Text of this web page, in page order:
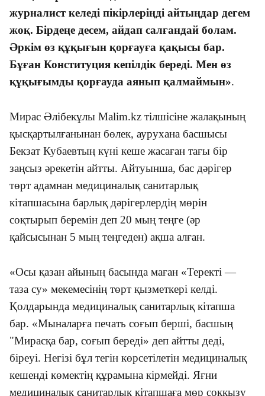
журналист келеді пікірлеріңді айтыңдар дегем
жоқ. Бірдеңе десем, айдап салғандай болам.
Әркім өз құқығын қорғауға қақысы бар.
Бұған Конституция кепілдік береді. Мен өз
құқығымды қорғауда аянып қалмаймын».
Мирас Әлібекұлы Malim.kz тілшісіне жалақының
қысқартылғанынан бөлек, аурухана басшысы
Бекзат Кубаевтың күні кеше жасаған тағы бір
заңсыз әрекетін айтты. Айтуынша, бас дәрігер
төрт адамнан медициналық санитарлық
кітапшасына барлық дәрігерлердің мөрін
соқтырып беремін деп 20 мың теңге (әр
қайсысынан 5 мың теңгеден) ақша алған.
«Осы қазан айының басында маған «Теректі —
таза су» мекемесінің төрт қызметкері келді.
Қолдарында медициналық санитарлық кітапша
бар. «Мыналарға печать соғып берші, басшың
"Мирасқа бар, соғып береді» деп айтты деді,
біреуі. Негізі бұл тегін көрсетілетін медициналық
кешенді көмектің құрамына кірмейді. Яғни
медициналық санитарлық кітапшаға мөр соққызу